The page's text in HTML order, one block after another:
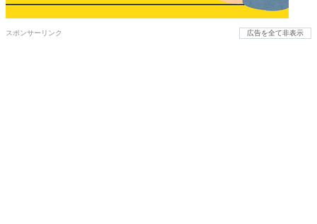
スポンサーリンク 広告を全て非表示